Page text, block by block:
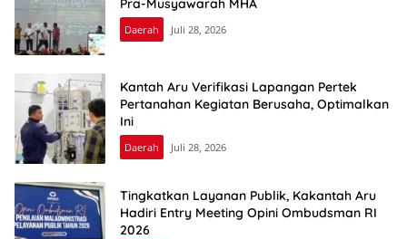
Pra-Musyawarah MHA
Daerah Juli 28, 2026
Kantah Aru Verifikasi Lapangan Pertek
Pertanahan Kegiatan Berusaha, Optimalkan
Ini
Daerah Juli 28, 2026
Tingkatkan Layanan Publik, Kakantah Aru
Hadiri Entry Meeting Opini Ombudsman RI
2026